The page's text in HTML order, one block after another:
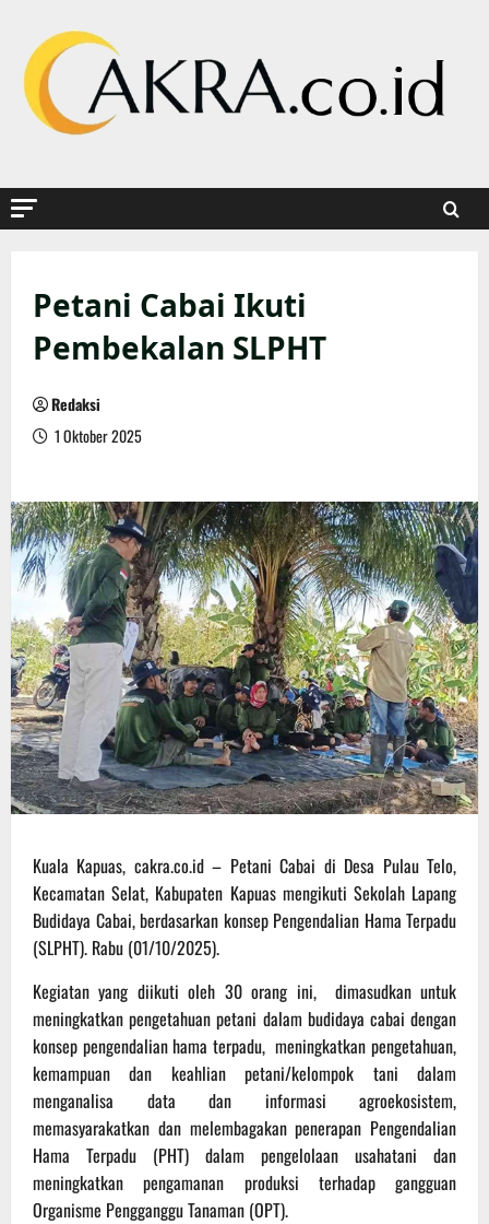
content
Petani Cabai Ikuti
Pembekalan SLPHT
Redaksi
1 Oktober 2025
Kuala Kapuas, cakra.co.id – Petani Cabai di Desa Pulau Telo,
Kecamatan Selat, Kabupaten Kapuas mengikuti Sekolah Lapang
Budidaya Cabai, berdasarkan konsep Pengendalian Hama Terpadu
(SLPHT). Rabu (01/10/2025).
Kegiatan yang diikuti oleh 30 orang ini, dimasudkan untuk
meningkatkan pengetahuan petani dalam budidaya cabai dengan
konsep pengendalian hama terpadu, meningkatkan pengetahuan,
kemampuan dan keahlian petani/kelompok tani dalam
menganalisa data dan informasi agroekosistem,
memasyarakatkan dan melembagakan penerapan Pengendalian
Hama Terpadu (PHT) dalam pengelolaan usahatani dan
meningkatkan pengamanan produksi terhadap gangguan
Organisme Pengganggu Tanaman (OPT).